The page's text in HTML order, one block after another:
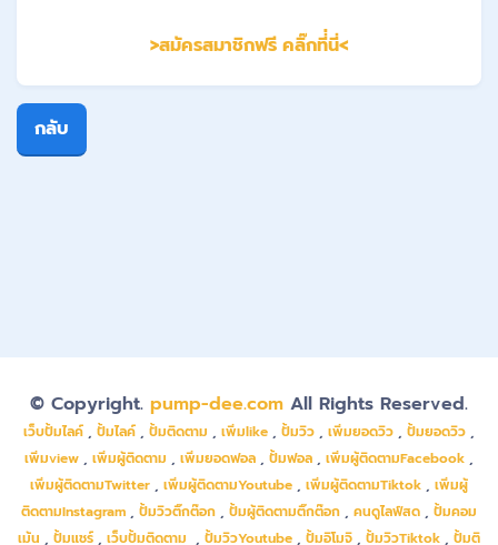
>สมัครสมาชิกฟรี คลิ๊กที่่นี่<
กลับ
© Copyright. pump-dee.com All Rights Reserved.
เว็บปั้มไลค์ , ปั้มไลค์ , ปั้มติดตาม , เพิ่มlike , ปั้มวิว , เพิ่มยอดวิว , ปั้มยอดวิว ,
เพิ่มview , เพิ่มผู้ติดตาม , เพิ่มยอดฟอล , ปั้มฟอล , เพิ่มผู้ติดตามFacebook ,
เพิ่มผู้ติดตามTwitter , เพิ่มผู้ติดตามYoutube , เพิ่มผู้ติดตามTiktok , เพิ่มผู้
ติดตามInstagram , ปั้มวิวติ๊กต๊อก , ปั้มผู้ติดตามติ๊กต๊อก , คนดูไลฟ์สด , ปั้มคอม
เม้น , ปั้มแชร์ , เว็บปั้มติดตาม , ปั้มวิวYoutube , ปั้มอิโมจิ , ปั้มวิวTiktok , ปั้มติ